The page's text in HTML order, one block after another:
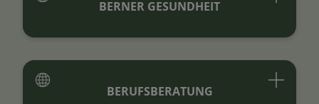
BERNER GESUNDHEIT
BERUFSBERATUNG